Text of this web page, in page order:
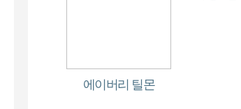
에이버리 틸몬